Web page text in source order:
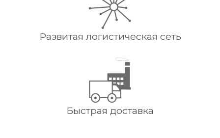
Развитая логистическая сеть
Быстрая доставка